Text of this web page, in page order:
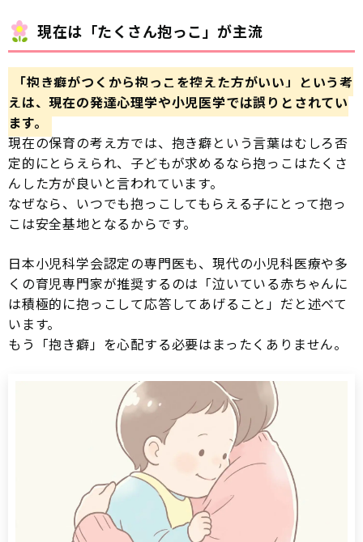
現在は「たくさん抱っこ」が主流
「抱き癖がつくから抱っこを控えた方がいい」という考
えは、現在の発達心理学や小児医学では誤りとされてい
ます。
現在の保育の考え方では、抱き癖という言葉はむしろ否
定的にとらえられ、子どもが求めるなら抱っこはたくさ
んした方が良いと言われています。
なぜなら、いつでも抱っこしてもらえる子にとって抱っ
こは安全基地となるからです。
日本小児科学会認定の専門医も、現代の小児科医療や多
くの育児専門家が推奨するのは「泣いている赤ちゃんに
は積極的に抱っこして応答してあげること」だと述べて
います。
もう「抱き癖」を心配する必要はまったくありません。